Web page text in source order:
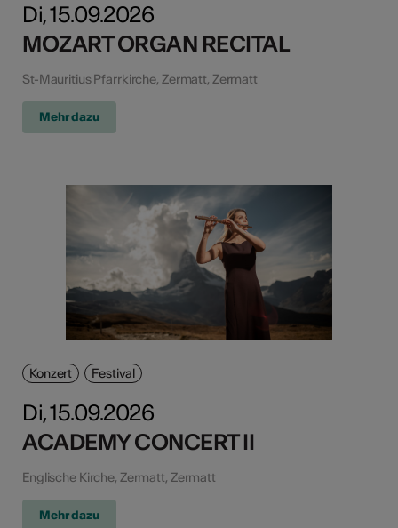
Di, 15.09.2026
MOZART ORGAN RECITAL
St-Mauritius Pfarrkirche, Zermatt, Zermatt
Mehr dazu
Konzert Festival
Di, 15.09.2026
ACADEMY CONCERT II
Englische Kirche, Zermatt, Zermatt
Mehr dazu